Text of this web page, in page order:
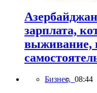
зарплата,
выживание,
Бизнес, 08:44